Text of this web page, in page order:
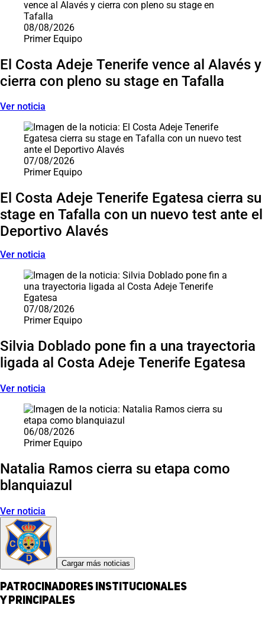
08/08/2026
Primer Equipo
El Costa Adeje Tenerife vence al Alavés y
cierra con pleno su stage en Tafalla
Ver noticia
07/08/2026
Primer Equipo
El Costa Adeje Tenerife Egatesa cierra su
stage en Tafalla con un nuevo test ante el
Deportivo Alavés
Ver noticia
07/08/2026
Primer Equipo
Silvia Doblado pone fin a una trayectoria
ligada al Costa Adeje Tenerife Egatesa
Ver noticia
06/08/2026
Primer Equipo
Natalia Ramos cierra su etapa como
blanquiazul
Ver noticia
Cargar más noticias
Patrocinadores institucionales
y principales